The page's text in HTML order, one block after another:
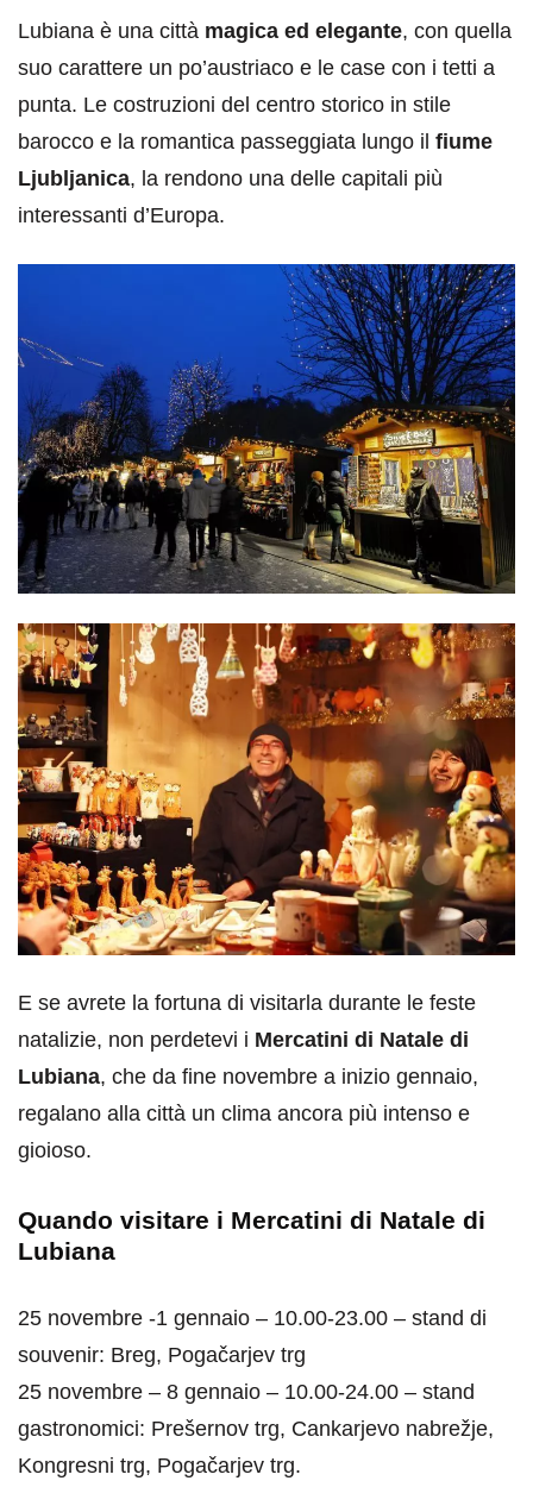
Lubiana è una città magica ed elegante, con quella
suo carattere un po’austriaco e le case con i tetti a
punta. Le costruzioni del centro storico in stile
barocco e la romantica passeggiata lungo il fiume
Ljubljanica, la rendono una delle capitali più
interessanti d’Europa.
E se avrete la fortuna di visitarla durante le feste
natalizie, non perdetevi i Mercatini di Natale di
Lubiana, che da fine novembre a inizio gennaio,
regalano alla città un clima ancora più intenso e
gioioso.
Quando visitare i Mercatini di Natale di
Lubiana
25 novembre -1 gennaio – 10.00-23.00 – stand di
souvenir: Breg, Pogačarjev trg
25 novembre – 8 gennaio – 10.00-24.00 – stand
gastronomici: Prešernov trg, Cankarjevo nabrežje,
Kongresni trg, Pogačarjev trg.